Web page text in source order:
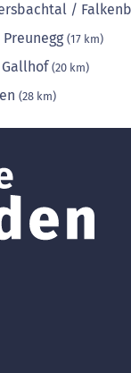
/
(17 km)
Gallhof(20 km)
(28 km)